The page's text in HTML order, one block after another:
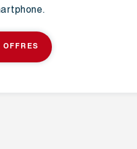
OFFRES